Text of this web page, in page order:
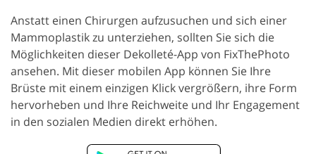
Anstatt einen Chirurgen aufzusuchen und sich einer
Mammoplastik zu unterziehen, sollten Sie sich die
Möglichkeiten dieser Dekolleté-App von FixThePhoto
ansehen. Mit dieser mobilen App können Sie Ihre
Brüste mit einem einzigen Klick vergrößern, ihre Form
hervorheben und Ihre Reichweite und Ihr Engagement
in den sozialen Medien direkt erhöhen.